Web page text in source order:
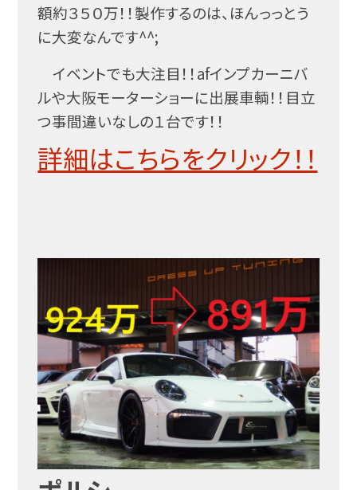
額約３５０万！！製作するのは、ほんっっとう
に大変なんです^^;
イベントでも大注目！！afインプカーニバ
ルや大阪モーターショーに出展車輌！！目立
つ事間違いなしの１台です！！
詳細はこちらをクリック！！